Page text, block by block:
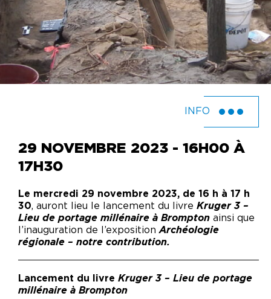
INFO
29 NOVEMBRE 2023 - 16H00 À
17H30
Le mercredi 29 novembre 2023, de 16 h à 17 h
30, auront lieu le lancement du livre Kruger 3 –
Lieu de portage millénaire à Brompton ainsi que
l’inauguration de l’exposition Archéologie
régionale – notre contribution.
Lancement du livre Kruger 3 – Lieu de portage
millénaire à Brompton